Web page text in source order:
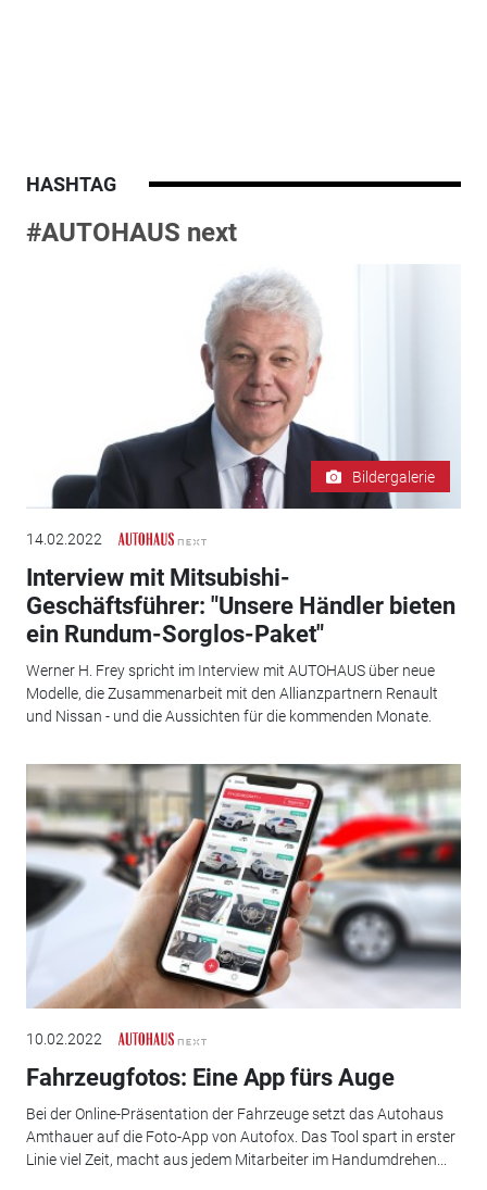
HASHTAG
#AUTOHAUS next
Bildergalerie
14.02.2022
Interview mit Mitsubishi-
Geschäftsführer: "Unsere Händler bieten
ein Rundum-Sorglos-Paket"
Werner H. Frey spricht im Interview mit AUTOHAUS über neue
Modelle, die Zusammenarbeit mit den Allianzpartnern Renault
und Nissan - und die Aussichten für die kommenden Monate.
10.02.2022
Fahrzeugfotos: Eine App fürs Auge
Bei der Online-Präsentation der Fahrzeuge setzt das Autohaus
Amthauer auf die Foto-App von Autofox. Das Tool spart in erster
Linie viel Zeit, macht aus jedem Mitarbeiter im Handumdrehen...